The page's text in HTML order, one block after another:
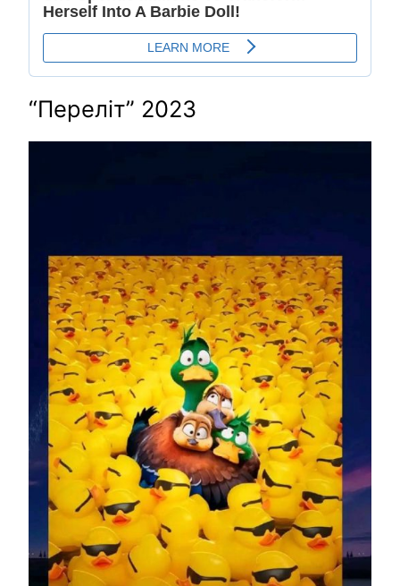
“Переліт” 2023